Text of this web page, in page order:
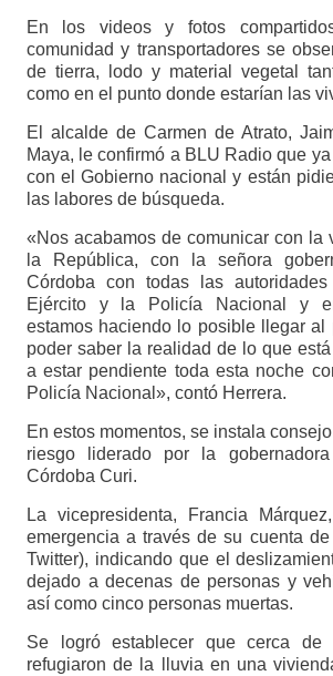
En los videos y fotos
comunidad y transportadores se
de tierra, lodo y material vegetal
como en el punto donde estarían las
El alcalde de Carmen de Atrato,
Maya, le confirmó a BLU Radio que
con el Gobierno nacional y están
las labores de búsqueda.
«Nos acabamos de comunicar con la
la República, con la señora
Córdoba con todas las autoridades
Ejército y la Policía Nacional y
estamos haciendo lo posible llegar al
poder saber la realidad de lo que
a estar pendiente toda esta noche
Policía Nacional», contó Herrera.
En estos momentos, se instala
riesgo liderado por la
Córdoba Curi.
La vicepresidenta, Francia
emergencia a través de su cuenta
Twitter), indicando que el
dejado a decenas de personas y
así como cinco personas muertas.
Se logró establecer que cerca de
refugiaron de la lluvia en una